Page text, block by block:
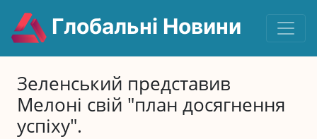
Глобальні Новини
Зеленський представив
Мелоні свій "план досягнення
успіху".